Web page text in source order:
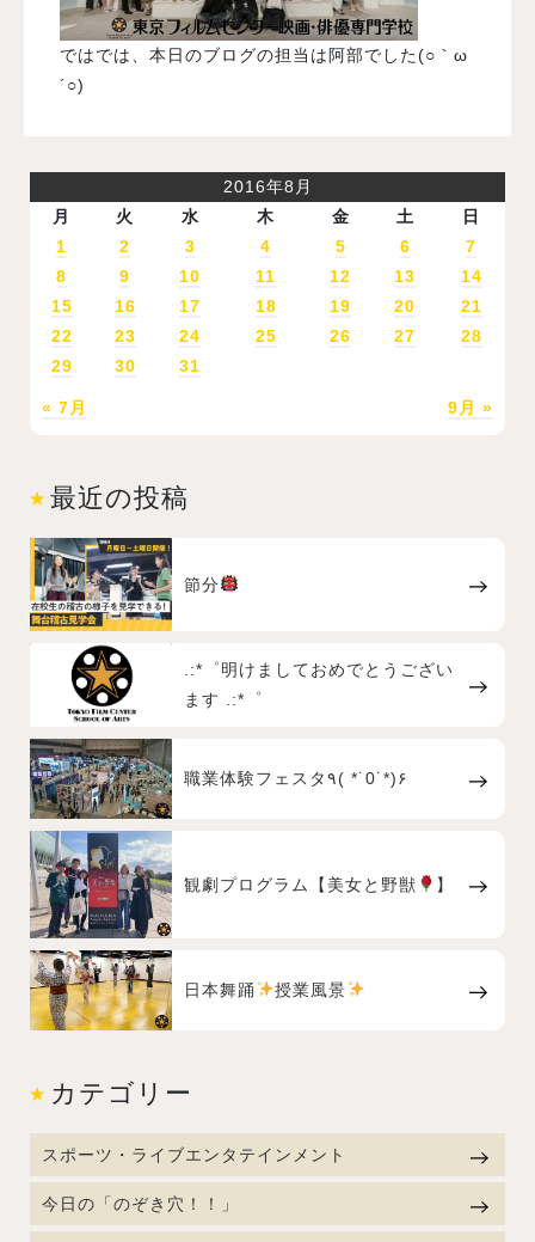
ではでは、本日のブログの担当は阿部でした(○｀ω
´○)
2016年8月
月
火 水 木 金 土 日
« 7月 9月 »
1 2 3 4 5 6
7
8
9 10 11 12 13
14
15
16 17 18 19 20
21
22
23 24 25 26 27
28
29
30 31
最近の投稿
節分
.:*゜明けましておめでとうござい
ます .:*゜
職業体験フェスタ٩( *˙0˙*)۶
観劇プログラム【美女と野獣 】
日本舞踊 授業風景
カテゴリー
スポーツ・ライブエンタテインメント
今日の「のぞき穴！！」